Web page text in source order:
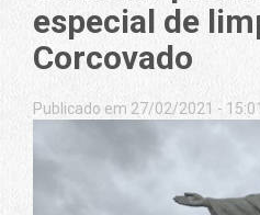
especial de
Corcovado
Publicado em 27/02/2021 - 15:01